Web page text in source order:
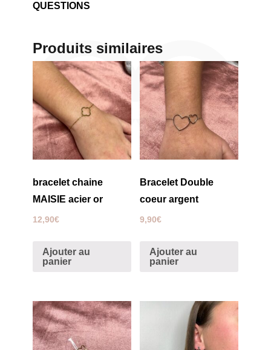
QUESTIONS
Produits similaires
bracelet chaine
MAISIE acier or
12,90€
Ajouter au
panier
Bracelet Double
coeur argent
9,90€
Ajouter au
panier